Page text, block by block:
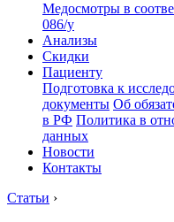
Медосмотры в
086/у
Анализы
Скидки
Пациенту
Подготовка к
документы Об
в РФ Политика в
данных
Новости
Контакты
Статьи ›